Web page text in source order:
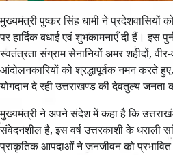
मुख्यमंत्री पुष्कर सिंह धामी ने प्रदेशवासियों
पर हार्दिक बधाई एवं शुभकामनाएँ दी हैं। इस
स्वतंत्रता संग्राम सेनानियों अमर शहीदों,
आंदोलनकारियों को श्रद्धापूर्वक नमन करते
योगदान दे रही उत्तराखण्ड की देवतुल्य जनता
मुख्यमंत्री ने अपने संदेश में कहा है कि
संवेदनशील है, इस वर्ष उत्तरकाशी के धराली
प्राकृतिक आपदाओं ने जनजीवन को प्रभावित